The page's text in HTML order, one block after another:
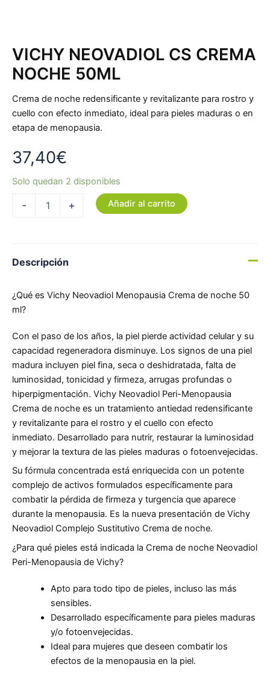
VICHY NEOVADIOL CS CREMA
NOCHE 50ML
Crema de noche redensificante y revitalizante para rostro y
cuello con efecto inmediato, ideal para pieles maduras o en
etapa de menopausia.
37,40€
Solo quedan 2 disponibles
- + Añadir al carrito
Descripción
¿Qué es Vichy Neovadiol Menopausia Crema de noche 50
ml?
Con el paso de los años, la piel pierde actividad celular y su
capacidad regeneradora disminuye. Los signos de una piel
madura incluyen piel fina, seca o deshidratada, falta de
luminosidad, tonicidad y firmeza, arrugas profundas o
hiperpigmentación. Vichy Neovadiol Peri-Menopausia
Crema de noche es un tratamiento antiedad redensificante
y revitalizante para el rostro y el cuello con efecto
inmediato. Desarrollado para nutrir, restaurar la luminosidad
y mejorar la textura de las pieles maduras o fotoenvejecidas.
Su fórmula concentrada está enriquecida con un potente
complejo de activos formulados específicamente para
combatir la pérdida de firmeza y turgencia que aparece
durante la menopausia. Es la nueva presentación de Vichy
Neovadiol Complejo Sustitutivo Crema de noche.
¿Para qué pieles está indicada la Crema de noche Neovadiol
Peri-Menopausia de Vichy?
Apto para todo tipo de pieles, incluso las más
sensibles.
Desarrollado específicamente para pieles maduras
y/o fotoenvejecidas.
Ideal para mujeres que deseen combatir los
efectos de la menopausia en la piel.